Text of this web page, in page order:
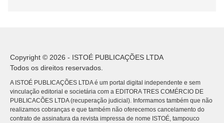
Copyright © 2026 - ISTOÉ PUBLICAÇÕES LTDA
Todos os direitos reservados.
A ISTOÉ PUBLICAÇÕES LTDA é um portal digital independente e sem
vinculação editorial e societária com a EDITORA TRES COMÉRCIO DE
PUBLICACÕES LTDA (recuperação judicial). Informamos também que não
realizamos cobranças e que também não oferecemos cancelamento do
contrato de assinatura da revista impressa de nome ISTOÉ, tampouco